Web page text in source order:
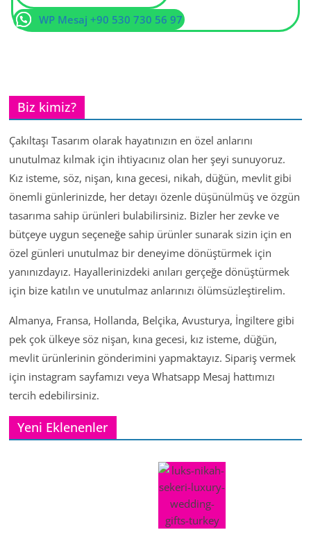
WP Mesaj +90 530 730 56 97
Biz kimiz?
Çakıltaşı Tasarım olarak hayatınızın en özel anlarını
unutulmaz kılmak için ihtiyacınız olan her şeyi sunuyoruz.
Kız isteme, söz, nişan, kına gecesi, nikah, düğün, mevlit gibi
önemli günlerinizde, her detayı özenle düşünülmüş ve özgün
tasarıma sahip ürünleri bulabilirsiniz. Bizler her zevke ve
bütçeye uygun seçeneğe sahip ürünler sunarak sizin için en
özel günleri unutulmaz bir deneyime dönüştürmek için
yanınızdayız. Hayallerinizdeki anıları gerçeğe dönüştürmek
için bize katılın ve unutulmaz anlarınızı ölümsüzleştirelim.
Almanya, Fransa, Hollanda, Belçika, Avusturya, İngiltere gibi
pek çok ülkeye söz nişan, kına gecesi, kız isteme, düğün,
mevlit ürünlerinin gönderimini yapmaktayız. Sipariş vermek
için instagram sayfamızı veya Whatsapp Mesaj hattımızı
tercih edebilirsiniz.
Yeni Eklenenler